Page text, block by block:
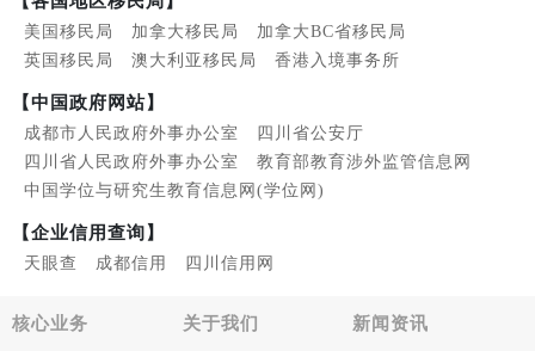
美国移民局 加拿大移民局
加拿大BC省移民局
英国移民局
澳大利亚移民局 香港入境事务所
【中国政府网站】
成都市人民政府外事办公室
四川省公安厅
四川省人民政府外事办公室
教育部教育涉外监管信息网
中国学位与研究生教育信息网(学位网)
【企业信用查询】
天眼查 成都信用 四川信用网
核心业务 关于我们 新闻资讯